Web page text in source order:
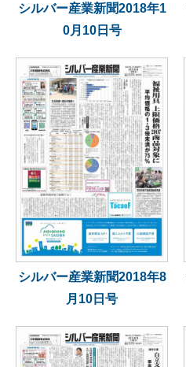
シルバー産業新聞2018年1
0月10日号
シルバー産業新聞2018年8
月10日号